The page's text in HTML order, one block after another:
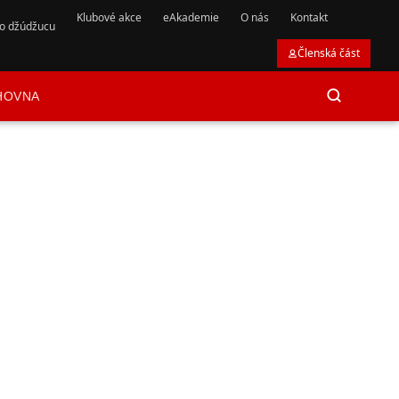
džúdžucu
Klubové akce eAkademie O nás
Kontakt
Členská část